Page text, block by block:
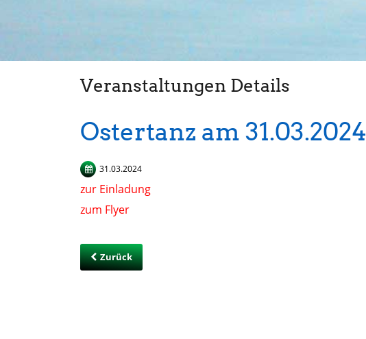
Veranstaltungen Details
Ostertanz am 31.03.2024
31.03.2024
zur Einladung
zum Flyer
Zurück